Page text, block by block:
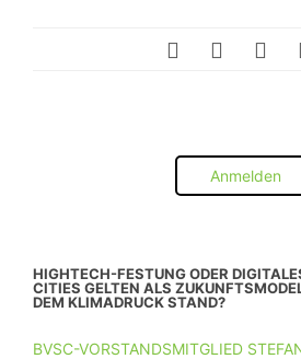
Anmelden
HIGHTECH-FESTUNG ODER
CITIES GELTEN ALS
DEM KLIMADRUCK STAND?
BVSC-VORSTANDSMITGLIED